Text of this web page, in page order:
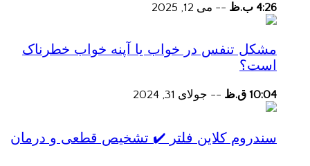
4:26 ب.ظ -- می 12, 2025
مشکل تنفس در خواب یا آپنه خواب خطرناک
است؟
10:04 ق.ظ -- جولای 31, 2024
سندروم کلاین فلتر ✔️ تشخیص قطعی و درمان